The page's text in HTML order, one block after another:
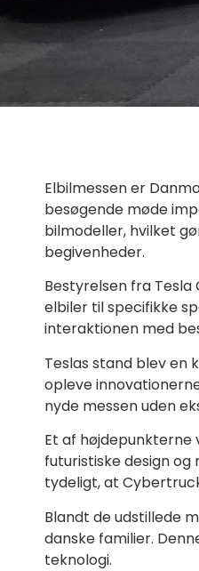
Elbilmessen er
besøgende møde
bilmodeller, hvilket
begivenheder.
Bestyrelsen fra
elbiler til specifikke
interaktionen med
Teslas stand blev
opleve
nyde messen uden
Et af
futuristiske design
tydeligt, at
Blandt de udstillede
danske familier.
teknologi.